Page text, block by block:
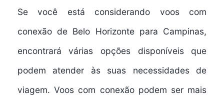
Se você está considerando voos com
conexãode Belo Horizonte para Campinas,
encontrará várias opções disponíveis que
podem atender às suas necessidades de
viagem. Voos com conexão podem ser mais